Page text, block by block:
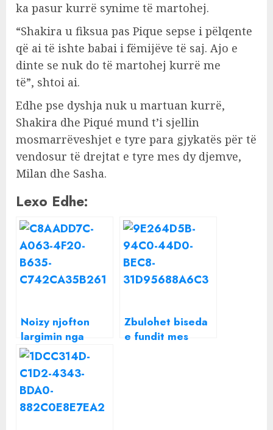
ka pasur kurrë synime të martohej.
“Shakira u fiksua pas Pique sepse i pëlqente
që ai të ishte babai i fëmijëve të saj. Ajo e
dinte se nuk do të martohej kurrë me
të”, shtoi ai.
Edhe pse dyshja nuk u martuan kurrë,
Shakira dhe Piqué mund t’i sjellin
mosmarrëveshjet e tyre para gjykatës për të
vendosur të drejtat e tyre mes dy djemve,
Milan dhe Sasha.
Lexo Edhe:
Noizy njofton
largimin nga
rrjetet sociale, ja
cila është arsyeja
Zbulohet biseda
e fundit mes